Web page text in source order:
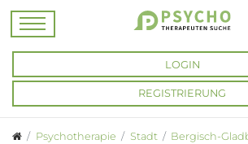
LOGIN
REGISTRIERUNG
Psychotherapie Stadt Bergisch-